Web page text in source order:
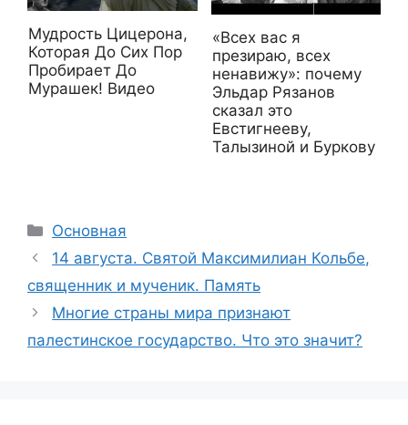
Мудрость Цицерона,
Которая До Сих Пор
Пробирает До
Мурашек! Видео
«Всех вас я
презираю, всех
ненавижу»: почему
Эльдар Рязанов
сказал это
Евстигнееву,
Талызиной и Буркову
Рубрики
Основная
14 августа. Святой Максимилиан Кольбе,
священник и мученик. Память
Многие страны мира признают
палестинское государство. Что это значит?